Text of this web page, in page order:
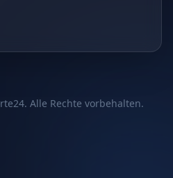
Alle Rechte vorbehalten.